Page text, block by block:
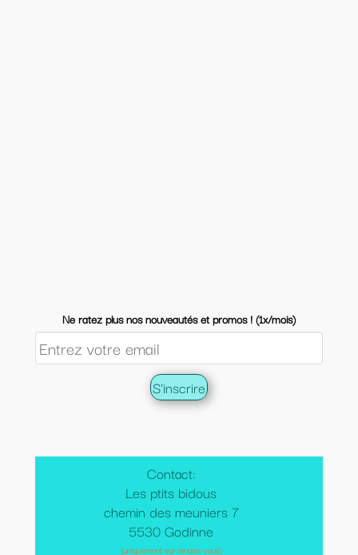
Contact:
Les ptits bidous
chemin des meuniers 7
5530 Godinne
(uniquement sur rendez-vous)
Ne ratez plus nos nouveautés et promos ! (1x/mois)